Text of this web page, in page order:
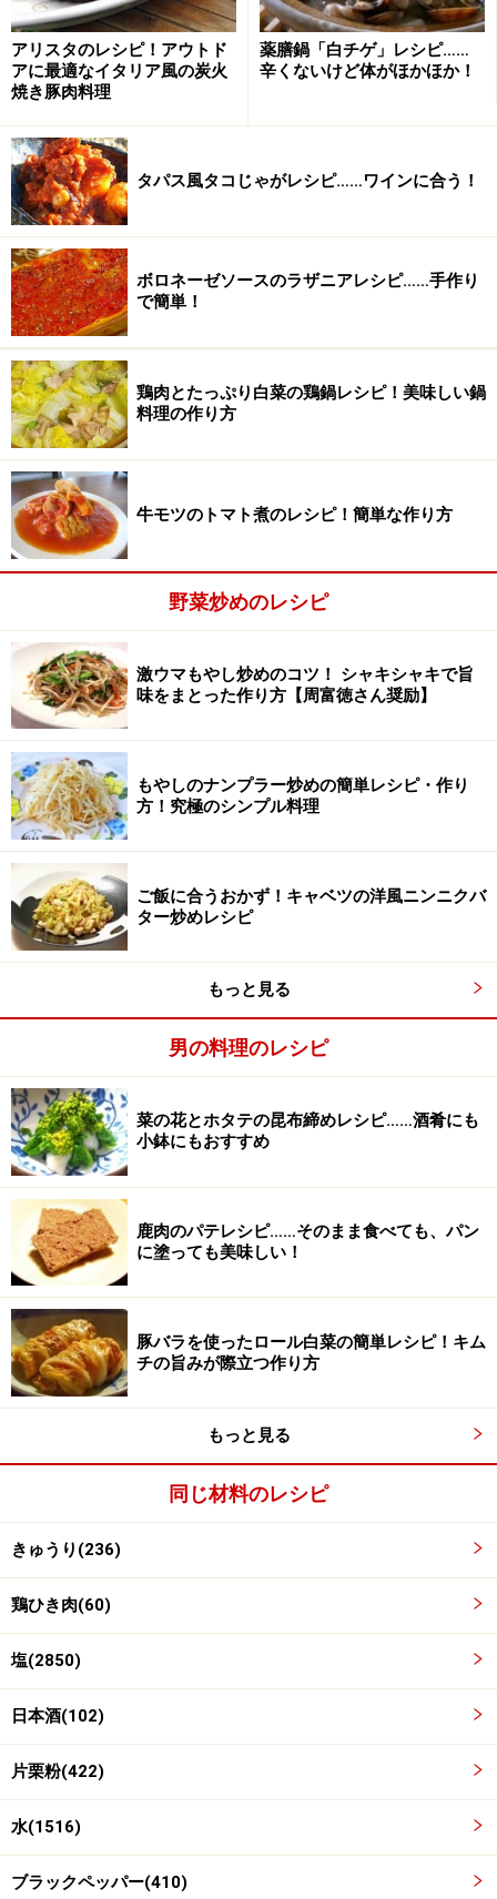
2
ひき肉あんを作る
5分ほどきゅうりを炒めたら、きゅうりを一度フライパ
ンから出してさっと洗い、鶏ひき肉を入れてほぐしなが
ら炒める。
3
とろみをつける
塩小さじ1/2、日本酒、水を加え、煮立ったら、片栗粉
を水大さじ1（分量外）で溶いたものを回しかけてよく
混ぜ、とろみをつける。これをきゅうりと和えて完成。
※記事内容は執筆時点のものです。最新の内容をご確認くださ
い。
べく早めにお召し上がりください。また、持ち運びの際は保存方
アリスタのレシピ！アウトド
アに最適なイタリア風の炭火
焼き豚肉料理
薬膳鍋「白チゲ」レシピ……
辛くないけど体がほかほか！
タパス風タコじゃがレシピ……ワインに合う！
ボロネーゼソースのラザニアレシピ……手作り
で簡単！
鶏肉とたっぷり白菜の鶏鍋レシピ！美味しい鍋
料理の作り方
牛モツのトマト煮のレシピ！簡単な作り方
野菜炒めのレシピ
激ウマもやし炒めのコツ！ シャキシャキで旨
味をまとった作り方【周富徳さん奨励】
もやしのナンプラー炒めの簡単レシピ・作り
方！究極のシンプル料理
ご飯に合うおかず！キャベツの洋風ニンニクバ
ター炒めレシピ
もっと見る
男の料理のレシピ
菜の花とホタテの昆布締めレシピ……酒肴にも
小鉢にもおすすめ
鹿肉のパテレシピ……そのまま食べても、パン
に塗っても美味しい！
豚バラを使ったロール白菜の簡単レシピ！キム
チの旨みが際立つ作り方
もっと見る
同じ材料のレシピ
きゅうり(236)
鶏ひき肉(60)
塩(2850)
日本酒(102)
片栗粉(422)
水(1516)
ブラックペッパー(410)